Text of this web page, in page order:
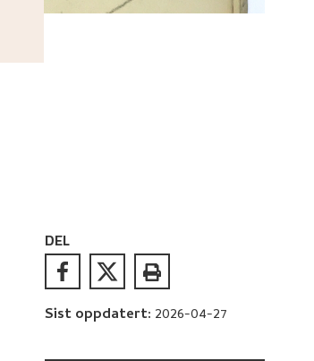
DEL
Sist oppdatert: 2026-04-27